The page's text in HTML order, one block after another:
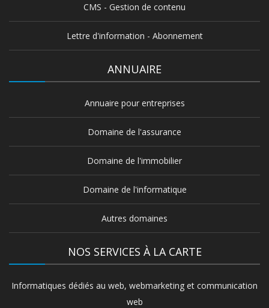
CMS - Gestion de contenu
Lettre d'information - Abonnement
ANNUAIRE
Annuaire pour entreprises
Domaine de l'assurance
Domaine de l'immobilier
Domaine de l'informatique
Autres domaines
NOS SERVICES À LA CARTE
Informatiques dédiés au web, webmarketing et communication
web